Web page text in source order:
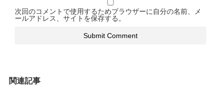
次回のコメントで使用するためブラウザーに自分の名前、メ
ールアドレス、サイトを保存する。
関連記事